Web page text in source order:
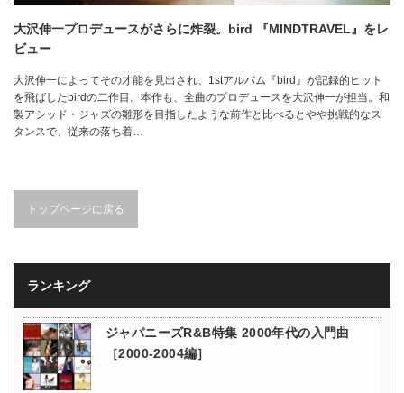
大沢伸一プロデュースがさらに炸裂。bird 『MINDTRAVEL』をレ
ビュー
大沢伸一によってその才能を見出され、1stアルバム『bird』が記録的ヒット
を飛ばしたbirdの二作目。本作も、全曲のプロデュースを大沢伸一が担当。和
製アシッド・ジャズの雛形を目指したような前作と比べるとやや挑戦的なス
タンスで、従来の落ち着…
トップページに戻る
ランキング
ジャパニーズR&B特集 2000年代の入門曲
［2000-2004編］